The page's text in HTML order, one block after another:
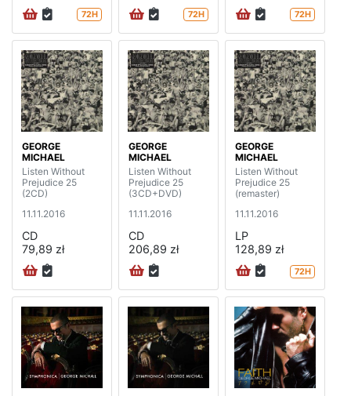
72H 72H 72H
GEORGE
MICHAEL
Listen Without
Prejudice 25
(2CD)
11.11.2016
CD
79,89 zł
GEORGE
MICHAEL
Listen Without
Prejudice 25
(3CD+DVD)
11.11.2016
CD
206,89 zł
GEORGE
MICHAEL
Listen Without
Prejudice 25
(remaster)
11.11.2016
LP
128,89 zł
72H